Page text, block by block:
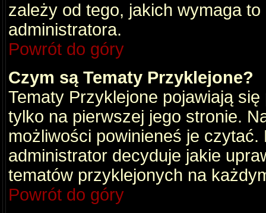
zależy od tego, jakich wymaga
administratora.
Powrót do góry
Czym są Tematy Przyklejone?
Tematy Przyklejone pojawiają
tylko na pierwszej jego stronie.
możliwości powinieneś je czytać.
administrator decyduje jakie
tematów przyklejonych na
Powrót do góry